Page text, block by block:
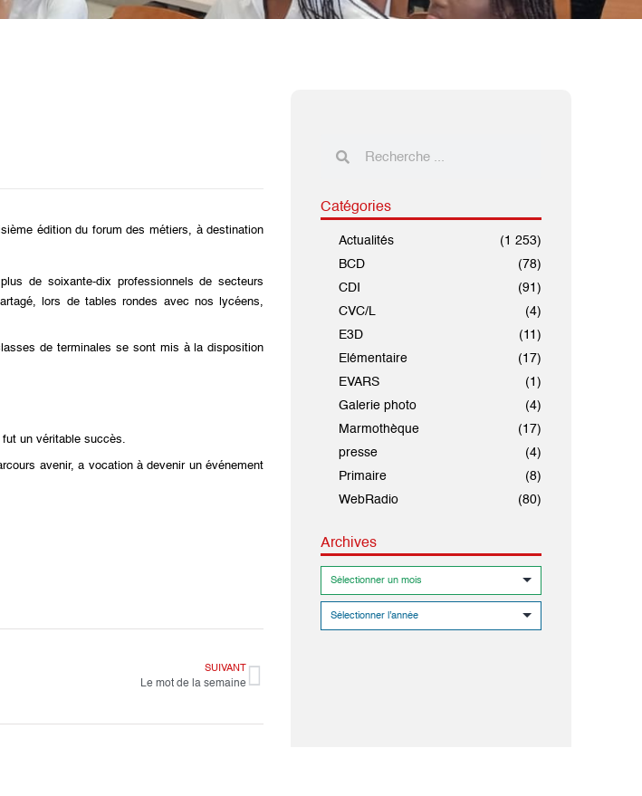
édition du forum des métiers, à destination
de soixante-dix professionnels de secteurs
lors de tables rondes avec nos lycéens,
de terminales se sont mis à la disposition
fut un véritable succès.
avenir, a vocation à devenir un événement
SUIVANT
Le mot de la semaine
Catégories
Actualités
(1 253)
BCD
(78)
CDI
(91)
CVC/L
(4)
E3D
(11)
Elémentaire
(17)
EVARS
(1)
Galerie photo
(4)
Marmothèque
(17)
presse
(4)
Primaire
(8)
WebRadio
(80)
Archives